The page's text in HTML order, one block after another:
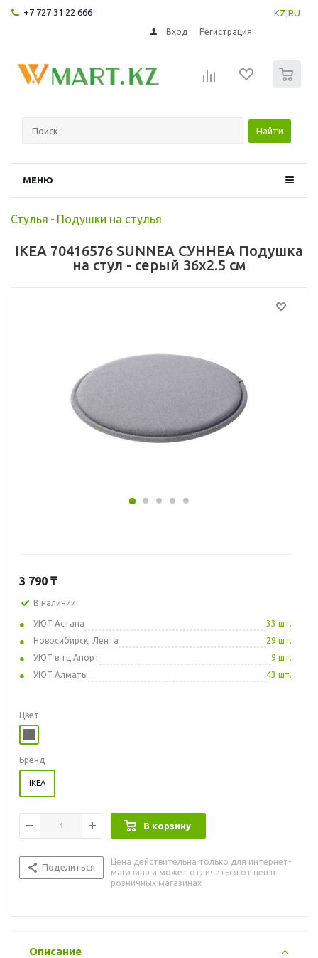
+7 727 31 22 666 KZ RU
Вход Регистрация
Найти
МЕНЮ
Стулья - Подушки на стулья
IKEA 70416576 SUNNEA СУННЕА Подушка
на стул - серый 36x2.5 см
3 790 ₸
В наличии
УЮТ Астана
33 шт.
Новосибирск, Лента
29 шт.
УЮТ в тц Апорт
9 шт.
УЮТ Алматы
43 шт.
Цвет
Бренд
IKEA
В корзину
Поделиться
Цена действительна только для интернет-
магазина и может отличаться от цен в
розничных магазинах
Описание